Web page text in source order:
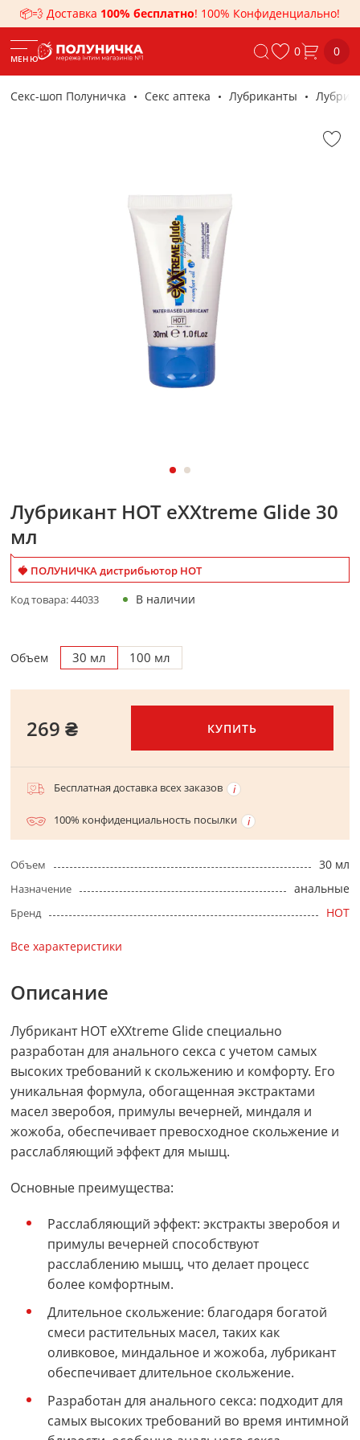
📦💨 Доставка 100% бесплатно! 100% Конфиденциально!
МЕНЮ 0 0
Секс-шоп Полуничка Секс аптека Лубриканты
Лубрикант HOT eXXtreme Glide 30
мл
🍓 ПОЛУНИЧКА дистрибьютор HOT
Код товара:44033 В наличии
Объем 30 мл 100 мл
269 ₴ КУПИТЬ
Бесплатная доставка всех заказов
100% конфиденциальность посылки
Объем 30 мл
Назначение анальные
Бренд HOT
Все характеристики
Описание
Лубрикант HOT eXXtreme Glide специально
разработан для анального секса с учетом самых
высоких требований к скольжению и комфорту. Его
уникальная формула, обогащенная экстрактами
масел зверобоя, примулы вечерней, миндаля и
жожоба, обеспечивает превосходное скольжение и
расслабляющий эффект для мышц.
Основные преимущества:
Расслабляющий эффект: экстракты зверобоя и
примулы вечерней способствуют
расслаблению мышц, что делает процесс
более комфортным.
Длительное скольжение: благодаря богатой
смеси растительных масел, таких как
оливковое, миндальное и жожоба, лубрикант
обеспечивает длительное скольжение.
Разработан для анального секса: подходит для
самых высоких требований во время интимной